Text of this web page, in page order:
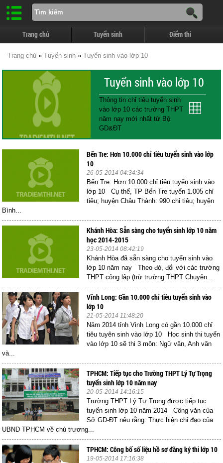
Trang chủ Tuyển sinh Điểm thi
Trang chủ » Tuyển sinh » Tuyển sinh vào lớp 10
Tuyển sinh vào lớp 10
Thông tin chỉ tiêu tuyển sinh
vào lớp 10 các trường THPT
năm nay mới nhất từ Bộ
GD&ĐT
Bến Tre: Hơn 10.000 chỉ tiêu tuyển sinh vào lớp
10
26-05-2014 04:34:34
Bến Tre: Hơn 10.000 chỉ tiêu tuyển sinh vào
lớp 10 Cụ thể, TP Bến Tre tuyển 1.005 chỉ
tiêu; huyện Châu Thành: 990 chỉ tiêu; huyện
Bình...
Khánh Hòa: Sẵn sàng cho tuyển sinh lớp 10 năm
học 2014-2015
23-05-2014 08:42:19
Khánh Hòa đã sẵn sàng cho tuyển sinh vào
lớp 10 năm nay Theo đó, đối với các trường
THPT công lập (trừ trường THPT Chuyên...
Vĩnh Long: Gần 10.000 chỉ tiêu tuyển sinh vào
lớp 10
21-05-2014 11:48:20
Năm 2014 tỉnh Vinh Long có gần 10.000 chỉ
tiêu tuyên sinh vào lớp 10 Học sinh thi tuyển
vào lớp 10 sẽ thi 3 môn: Ngữ văn, Anh văn
và...
TPHCM: Tiếp tục cho Trường THPT Lý Tự Trọng
tuyển sinh lớp 10 năm nay
20-05-2014 14:16:15
Trường THPT Lý Tự Trọng được tiếp tục
tuyển sinh lớp 10 năm 2014 Công văn của
Sở GD-ĐT nêu rằng: Thực hiện chỉ đạo của
UBND TPHCM về chủ trương...
TPHCM: Công bố số liệu hồ sơ đăng ký thi lớp 10
19-05-2014 17:16:38